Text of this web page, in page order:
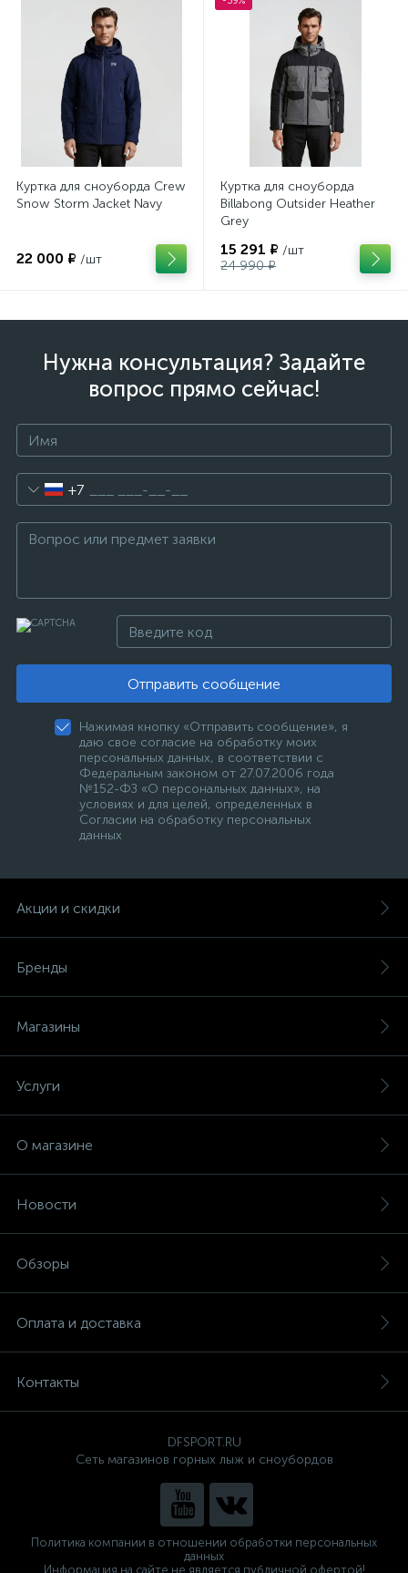
Куртка для сноуборда Crew
Snow Storm Jacket Navy
22 000 ₽ /шт
Куртка для сноуборда
Billabong Outsider Heather
Grey
15 291 ₽ /шт
24 990 ₽
Нужна консультация? Задайте
вопрос прямо сейчас!
+7
Отправить сообщение
Нажимая кнопку «Отправить сообщение», я
даю свое согласие на обработку моих
персональных данных, в соответствии с
Федеральным законом от 27.07.2006 года
№152-ФЗ «О персональных данных», на
условиях и для целей, определенных в
Согласии на обработку персональных
данных
Акции и скидки
Бренды
Магазины
Услуги
О магазине
Новости
Обзоры
Оплата и доставка
Контакты
DFSPORT.RU
Сеть магазинов горных лыж и сноубордов
Политика компании в отношении обработки персональных
данных
Информация на сайте не является публичной офертой!